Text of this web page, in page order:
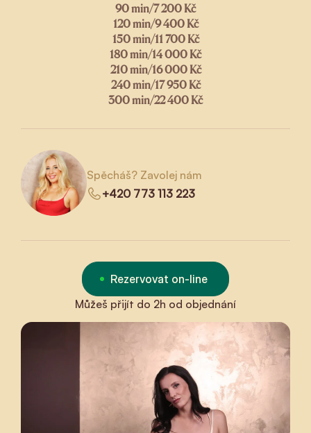
90 min/7 200 Kč
120 min/9 400 Kč
150 min/11 700 Kč
180 min/14 000 Kč
210 min/16 000 Kč
240 min/17 950 Kč
300 min/22 400 Kč
Spěcháš? Zavolej nám
+420 773 113 223
Rezervovat on-line
Můžeš přijít do 2h od objednání